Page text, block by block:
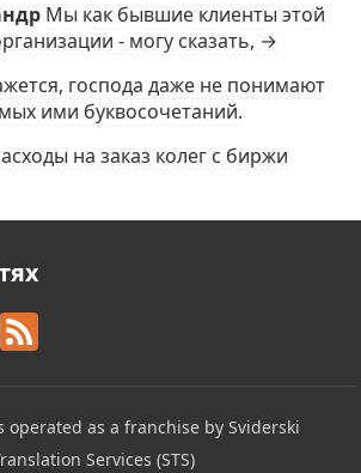
Мы как бывшие клиенты этой
- могу сказать, →
господа даже не понимают
ими буквосочетаний.
на заказ колег с биржи
F
e
d
operated as a franchise by Sviderski
Services (STS)